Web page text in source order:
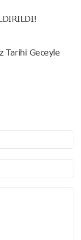
Tarihi Geceyle